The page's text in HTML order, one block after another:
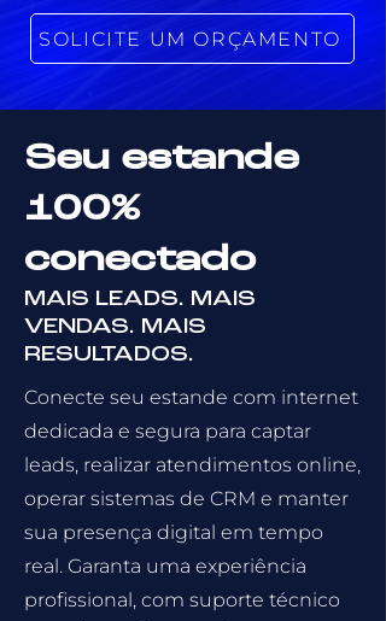
SOLICITE UM ORÇAMENTO
Seu estande
100%
conectado
MAIS LEADS. MAIS
VENDAS. MAIS
RESULTADOS.
Conecte seu estande com internet
dedicada e segura para captar
leads, realizar atendimentos online,
operar sistemas de CRM e manter
sua presença digital em tempo
real. Garanta uma experiência
profissional, com suporte técnico